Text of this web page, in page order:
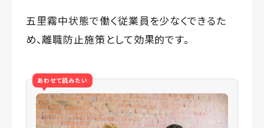
五里霧中状態で働く従業員を少なくできるた
め、離職防止施策として効果的です。
あわせて読みたい